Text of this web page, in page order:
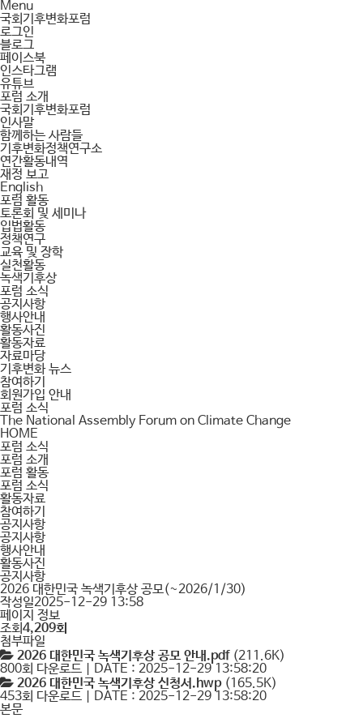
Menu
국회기후변화포럼
로그인
블로그
페이스북
인스타그램
유튜브
포럼 소개
국회기후변화포럼
인사말
함께하는 사람들
기후변화정책연구소
연간활동내역
재정 보고
English
포럼 활동
토론회 및 세미나
입법활동
정책연구
교육 및 장학
실천활동
녹색기후상
포럼 소식
공지사항
행사안내
활동사진
활동자료
자료마당
기후변화 뉴스
참여하기
회원가입 안내
포럼 소식
The National Assembly Forum on Climate Change
HOME
포럼 소식
포럼 소개
포럼 활동
포럼 소식
활동자료
참여하기
공지사항
공지사항
행사안내
활동사진
공지사항
2026 대한민국 녹색기후상 공모(~2026/1/30)
작성일2025-12-29 13:58
페이지 정보
조회4,209회
첨부파일
2026 대한민국 녹색기후상 공모 안내.pdf(211.6K)
800회 다운로드 | DATE : 2025-12-29 13:58:20
2026 대한민국 녹색기후상 신청서.hwp(165.5K)
453회 다운로드 | DATE : 2025-12-29 13:58:20
본문